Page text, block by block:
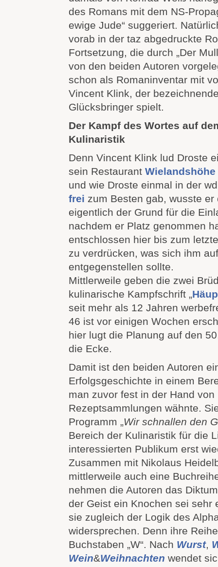
des Romans mit dem NS-
ewige Jude“ suggeriert.
vorab in der taz abgedruckte
Fortsetzung, die durch „Der
von den beiden Autoren
schon als Romaninventar mit
Vincent Klink, der
Glücksbringer spielt.
Der Kampf des Wortes auf
Kulinaristik
Denn Vincent Klink lud Droste
sein Restaurant Wielandshöhe
und wie Droste einmal in der
frei zum Besten gab, wusste
eigentlich der Grund für die
nachdem er Platz genommen
entschlossen hier bis zum
zu verdrücken, was sich ihm
entgegenstellen sollte.
Mittlerweile geben die zwei
kulinarische Kampfschrift „
seit mehr als 12 Jahren
46 ist vor einigen Wochen
hier lugt die Planung auf den
die Ecke.
Damit ist den beiden Autoren
Erfolgsgeschichte in einem
man zuvor fest in der Hand
Rezeptsammlungen wähnte.
Programm „Wir schnallen den
Bereich der Kulinaristik für die
interessierten Publikum erst
Zusammen mit Nikolaus
mittlerweile auch eine
nehmen die Autoren das
der Geist ein Knochen sei sehr
sie zugleich der Logik des
widersprechen. Denn ihre
Buchstaben „W“. Nach Wurst,
Wein&Weihnachten wendet